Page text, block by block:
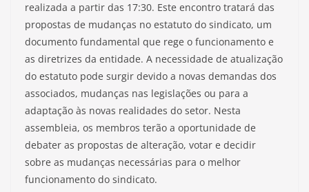
realizada a partir das 17:30. Este encontro tratará das
propostas de mudanças no estatuto do sindicato, um
documento fundamental que rege o funcionamento e
as diretrizes da entidade. A necessidade de atualização
do estatuto pode surgir devido a novas demandas dos
associados, mudanças nas legislações ou para a
adaptação às novas realidades do setor. Nesta
assembleia, os membros terão a oportunidade de
debater as propostas de alteração, votar e decidir
sobre as mudanças necessárias para o melhor
funcionamento do sindicato.